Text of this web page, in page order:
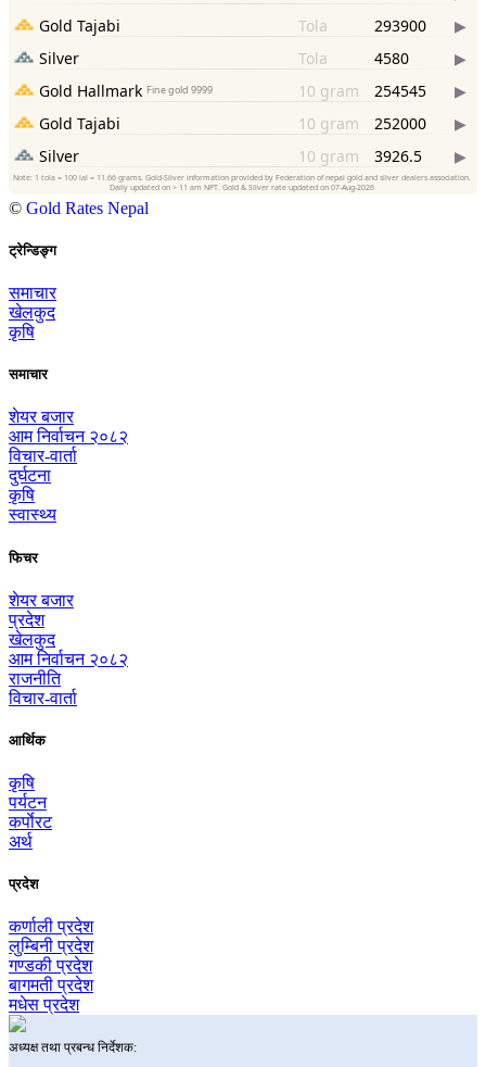
© Gold Rates Nepal
ट्रेन्डिङ्ग
समाचार
खेलकुद
कृषि
समाचार
शेयर बजार
आम निर्वाचन २०८२
विचार-वार्ता
दुर्घटना
कृषि
स्वास्थ्य
फिचर
शेयर बजार
प्रदेश
खेलकुद
आम निर्वाचन २०८२
राजनीति
विचार-वार्ता
आर्थिक
कृषि
पर्यटन
कर्पाेरट
अर्थ
प्रदेश
कर्णाली प्रदेश
लुम्बिनी प्रदेश
गण्डकी प्रदेश
बागमती प्रदेश
मधेस प्रदेश
अध्यक्ष तथा प्रबन्ध निर्देशक: